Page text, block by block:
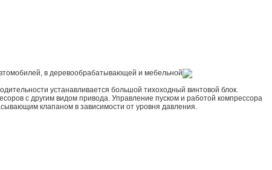
в деревообрабатывающей и мебельной
устанавливается большой тихоходный винтовой блок.
с другим видом привода. Управление пуском и работой компрессора
клапаном в зависимости от уровня давления.